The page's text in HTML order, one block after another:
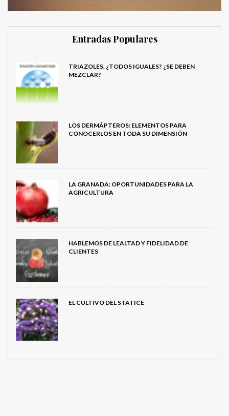
Entradas Populares
TRIAZOLES, ¿TODOS IGUALES? ¿SE DEBEN
MEZCLAR?
LOS DERMÁPTEROS: ELEMENTOS PARA
CONOCERLOS EN TODA SU DIMENSIÓN
LA GRANADA: OPORTUNIDADES PARA LA
AGRICULTURA
HABLEMOS DE LEALTAD Y FIDELIDAD DE
CLIENTES
EL CULTIVO DEL STATICE